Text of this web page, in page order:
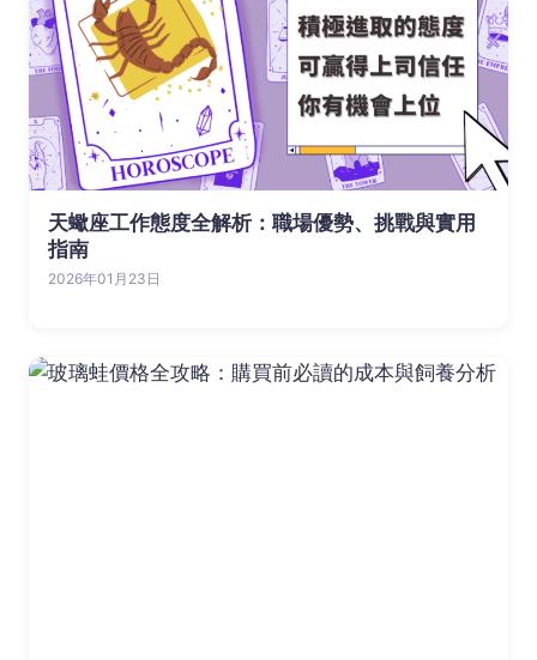
天蠍座工作態度全解析：職場優勢、挑戰與實用
指南
2026年01月23日